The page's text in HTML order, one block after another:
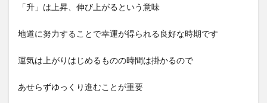
「升」は上昇、伸び上がるという意味
地道に努力することで幸運が得られる良好な時期です
運気は上がりはじめるものの時間は掛かるので
あせらずゆっくり進むことが重要